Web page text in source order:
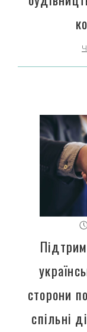
сторони
спільні